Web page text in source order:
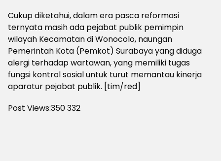
Cukup diketahui, dalam era pasca reformasi
ternyata masih ada pejabat publik pemimpin
wilayah Kecamatan di Wonocolo, naungan
Pemerintah Kota (Pemkot) Surabaya yang diduga
alergi terhadap wartawan, yang memiliki tugas
fungsi kontrol sosial untuk turut memantau kinerja
aparatur pejabat publik. [tim/red]
Post Views:350332